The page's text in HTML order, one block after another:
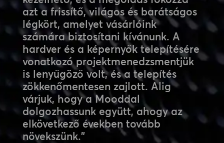
azt a frissítő, világos és barátságos
légkört, amelyet vásárlóink
számára biztosítani kívánunk. A
hardver és a képernyők telepítésére
vonatkozó projektmenedzsmentjük
is lenyűgöző volt, és a telepítés
zökkenőmentesen zajlott. Alig
várjuk, hogy a Mooddal
dolgozhassunk együtt, ahogy az
elkövetkező években tovább
növekszünk.”